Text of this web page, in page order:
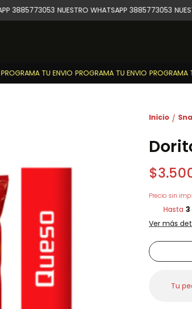
TU ENVIO PROGRAMA TU ENVIO PROGRAMA
3885773053 NUESTRO WHATSAPP 3885773053
Inicio /
Precio sin
Hasta
Ver más
Tu